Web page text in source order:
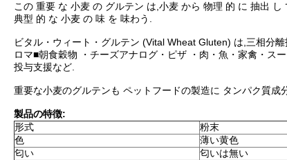
この 重要 な 小麦 の グルテン は,小麦 から 物理 的 に 抽出
典型 的 な 小麦 の 味 を 味わう.
ビタル・ウィート・グルテン (Vital Wheat Gluten) は,三相分
ロマ■朝食穀物 ・チーズアナログ・ピザ ・肉・魚・家禽・ス
投与支援など.
重要な小麦のグルテンも ペットフードの製造に タンパク質成
製品の特徴:
形式
粉末
色
薄い黄色
匂い
匂いは無い